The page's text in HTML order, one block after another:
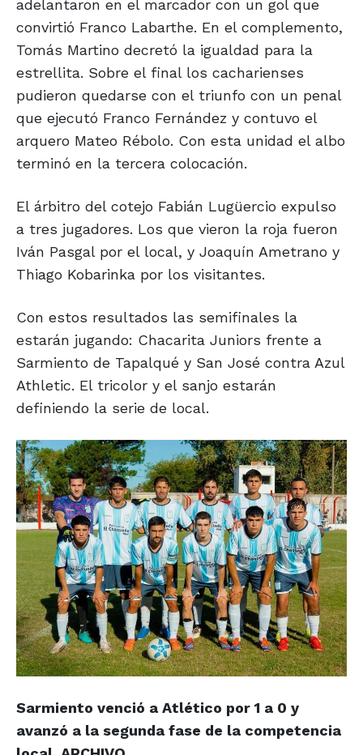
adelantaron en el marcador con un gol que
convirtió Franco Labarthe. En el complemento,
Tomás Martino decretó la igualdad para la
estrellita. Sobre el final los cacharienses
pudieron quedarse con el triunfo con un penal
que ejecutó Franco Fernández y contuvo el
arquero Mateo Rébolo. Con esta unidad el albo
terminó en la tercera colocación.
El árbitro del cotejo Fabián Lugüercio expulso
a tres jugadores. Los que vieron la roja fueron
Iván Pasgal por el local, y Joaquín Ametrano y
Thiago Kobarinka por los visitantes.
Con estos resultados las semifinales la
estarán jugando: Chacarita Juniors frente a
Sarmiento de Tapalqué y San José contra Azul
Athletic. El tricolor y el sanjo estarán
definiendo la serie de local.
Sarmiento venció a Atlético por 1 a 0 y
avanzó a la segunda fase de la competencia